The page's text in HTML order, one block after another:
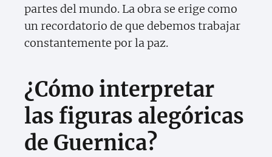
partes del mundo. La obra se erige como
un recordatorio de que debemos trabajar
constantemente por la paz.
¿Cómo interpretar
las figuras alegóricas
de Guernica?